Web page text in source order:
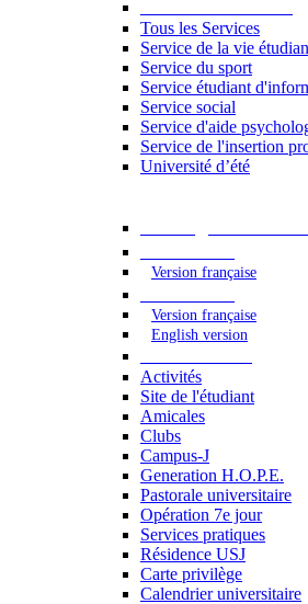
Tous les Services
Service de la vie
Service du sport
Service étudiant
Service social
Service d'aide
Service de l'insertion
Université d’été
Version française
Version française
English version
Activités
Site de l'étudiant
Amicales
Clubs
Campus-J
Generation H.O.P.E.
Pastorale universitaire
Opération 7e jour
Services pratiques
Résidence USJ
Carte privilège
Calendrier universitaire